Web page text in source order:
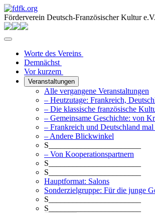
Förderverein Deutsch-Französischer Kultur e.V.
Worte des Vereins
Demnächst
Vor kurzem
Veranstaltungen
Alle vergangene Veranstaltungen
– Heutzutage: Frankreich,
– Die klassische französische
– Gemeinsame Geschichte: von
– Frankreich und Deutschland mal
– Andere Blickwinkel
S_______________________
– Von Kooperationspartnern
S_______________________
S_______________________
Hauptformat: Salons
Sonderzielgruppe: Für die junge
S_______________________
S_______________________